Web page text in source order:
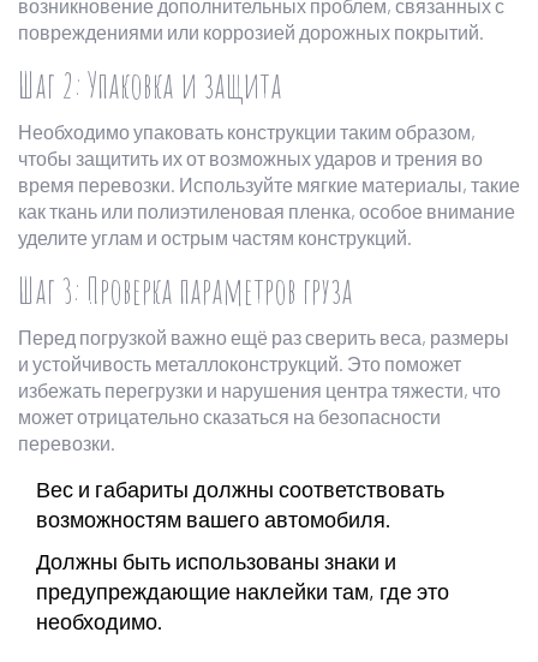
возникновение дополнительных проблем, связанных с
повреждениями или коррозией дорожных покрытий.
Шаг 2: Упаковка и защита
Необходимо упаковать конструкции таким образом,
чтобы защитить их от возможных ударов и трения во
время перевозки. Используйте мягкие материалы, такие
как ткань или полиэтиленовая пленка, особое внимание
уделите углам и острым частям конструкций.
Шаг 3: Проверка параметров груза
Перед погрузкой важно ещё раз сверить веса, размеры
и устойчивость металлоконструкций. Это поможет
избежать перегрузки и нарушения центра тяжести, что
может отрицательно сказаться на безопасности
перевозки.
Вес и габариты должны соответствовать
возможностям вашего автомобиля.
Должны быть использованы знаки и
предупреждающие наклейки там, где это
необходимо.